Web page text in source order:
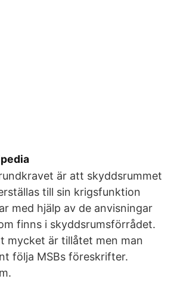
är att skyddsrummet
till sin krigsfunktion
med hjälp av de anvisningar
finns i skyddsrumsförrådet.
mycket är tillåtet men man
följa MSBs föreskrifter.